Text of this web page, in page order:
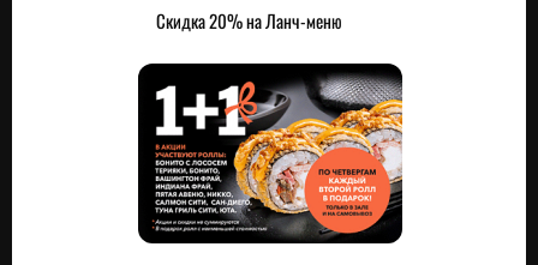
Скидка 20% на Ланч-меню